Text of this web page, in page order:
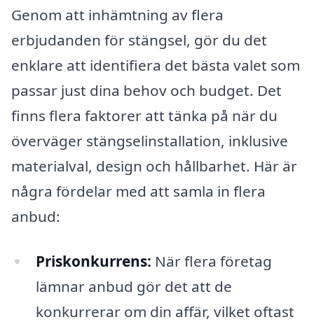
Genom att inhämtning av flera
erbjudanden för stängsel, gör du det
enklare att identifiera det bästa valet som
passar just dina behov och budget. Det
finns flera faktorer att tänka på när du
överväger stängselinstallation, inklusive
materialval, design och hållbarhet. Här är
några fördelar med att samla in flera
anbud:
Priskonkurrens: När flera företag
lämnar anbud gör det att de
konkurrerar om din affär, vilket oftast